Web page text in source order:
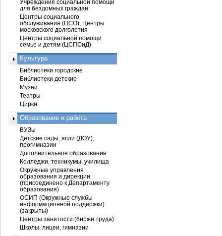
Учреждения социальной помощи
для бездомных граждан
Центры социального
обслуживания (ЦСО), Центры
московского долголетия
Центры социальной помощи
семье и детям (ЦСПСиД)
Культура
Библиотеки городские
Библиотеки детские
Музеи
Театры
Цирки
Образование и работа
ВУЗы
Детские сады, ясли (ДОУ),
прогимназии
Дополнительное образование
Колледжи, техникумы, училища
Окружные управления
образования и дирекции
(присоединено к Департаменту
образования)
ОСИП (Окружные службы
информационной поддержки)
(закрыты)
Центры занятости (биржи труда)
Школы, лицеи, гимназии